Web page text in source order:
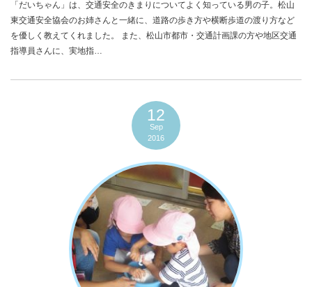
「だいちゃん」は、交通安全のきまりについてよく知っている男の子。松山
東交通安全協会のお姉さんと一緒に、道路の歩き方や横断歩道の渡り方など
を優しく教えてくれました。 また、松山市都市・交通計画課の方や地区交通
指導員さんに、実地指…
12
Sep
2016